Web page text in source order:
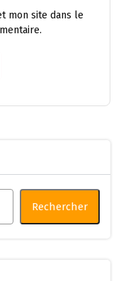
mon site dans le
Rechercher